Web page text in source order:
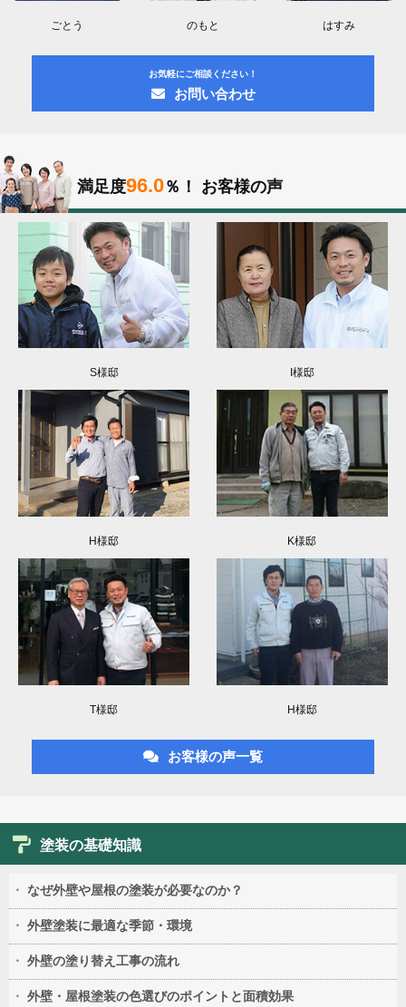
ごとう のもと はすみ
お気軽にご相談ください！
お問い合わせ
満足度96.0％！ お客様の声
S様邸 I様邸
H様邸 K様邸
T様邸 H様邸
お客様の声一覧
塗装の基礎知識
なぜ外壁や屋根の塗装が必要なのか？
外壁塗装に最適な季節・環境
外壁の塗り替え工事の流れ
外壁・屋根塗装の色選びのポイントと面積効果